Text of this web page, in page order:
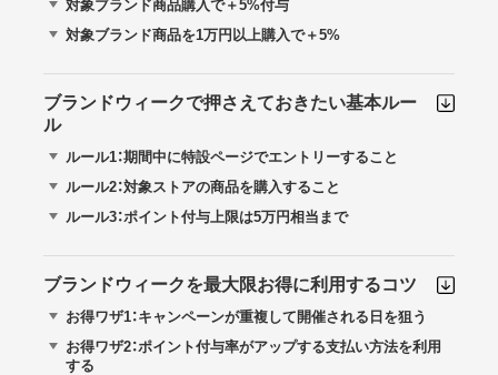
対象ブランド商品購入で＋5%付与
対象ブランド商品を1万円以上購入で＋5%
ブランドウィークで押さえておきたい基本ルー
ル
ルール1：期間中に特設ページでエントリーすること
ルール2：対象ストアの商品を購入すること
ルール3：ポイント付与上限は5万円相当まで
ブランドウィークを最大限お得に利用するコツ
お得ワザ1：キャンペーンが重複して開催される日を狙う
お得ワザ2：ポイント付与率がアップする支払い方法を利用
する